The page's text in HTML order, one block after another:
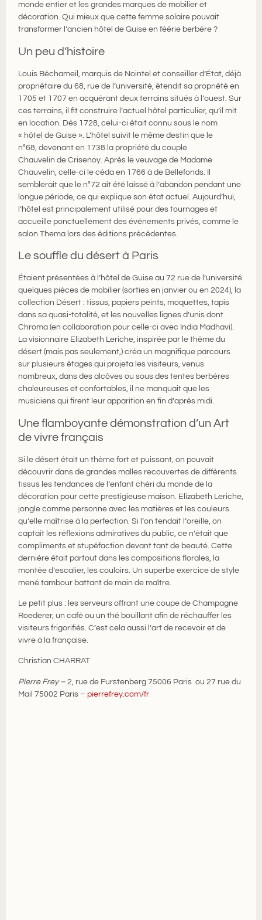
monde entier et les grandes marques de mobilier et
décoration. Qui mieux que cette femme solaire pouvait
transformer l’ancien hôtel de Guise en féérie berbère ?
Un peu d’histoire
Louis Béchameil, marquis de Nointel et conseiller d’État, déjà
propriétaire du 68, rue de l’université, étendit sa propriété en
1705 et 1707 en acquérant deux terrains situés à l’ouest. Sur
ces terrains, il fit construire l’actuel hôtel particulier, qu’il mit
en location. Dès 1728, celui-ci était connu sous le nom
« hôtel de Guise ». L’hôtel suivit le même destin que le
n°68, devenant en 1738 la propriété du couple
Chauvelin de Crisenoy. Après le veuvage de Madame
Chauvelin, celle-ci le céda en 1766 à de Bellefonds. Il
semblerait que le n°72 ait été laissé à l’abandon pendant une
longue période, ce qui explique son état actuel. Aujourd’hui,
l’hôtel est principalement utilisé pour des tournages et
accueille ponctuellement des événements privés, comme le
salon Thema lors des éditions précédentes.
Le souffle du désert à Paris
Étaient présentées à l’hôtel de Guise au 72 rue de l’université
quelques pièces de mobilier (sorties en janvier ou en 2024), la
collection Désert : tissus, papiers peints, moquettes, tapis
dans sa quasi-totalité, et les nouvelles lignes d’unis dont
Chroma (en collaboration pour celle-ci avec India Madhavi).
La visionnaire Elizabeth Leriche, inspirée par le thème du
désert (mais pas seulement,) créa un magnifique parcours
sur plusieurs étages qui projeta les visiteurs, venus
nombreux, dans des alcôves ou sous des tentes berbères
chaleureuses et confortables, il ne manquait que les
musiciens qui firent leur apparition en fin d’après midi.
Une flamboyante démonstration d’un Art
de vivre français
Si le désert était un thème fort et puissant, on pouvait
découvrir dans de grandes malles recouvertes de différents
tissus les tendances de l’enfant chéri du monde de la
décoration pour cette prestigieuse maison. Elizabeth Leriche,
jongle comme personne avec les matières et les couleurs
qu’elle maîtrise à la perfection. Si l’on tendait l’oreille, on
captait les réflexions admiratives du public, ce n’était que
compliments et stupéfaction devant tant de beauté. Cette
dernière était partout dans les compositions florales, la
montée d’escalier, les couloirs. Un superbe exercice de style
mené tambour battant de main de maître.
Le petit plus : les serveurs offrant une coupe de Champagne
Roederer, un café ou un thé bouillant afin de réchauffer les
visiteurs frigorifiés. C’est cela aussi l’art de recevoir et de
vivre à la française.
Christian CHARRAT
Pierre Frey– 2, rue de Furstenberg 75006 Paris ou 27 rue du
Mail 75002 Paris – pierrefrey.com/fr